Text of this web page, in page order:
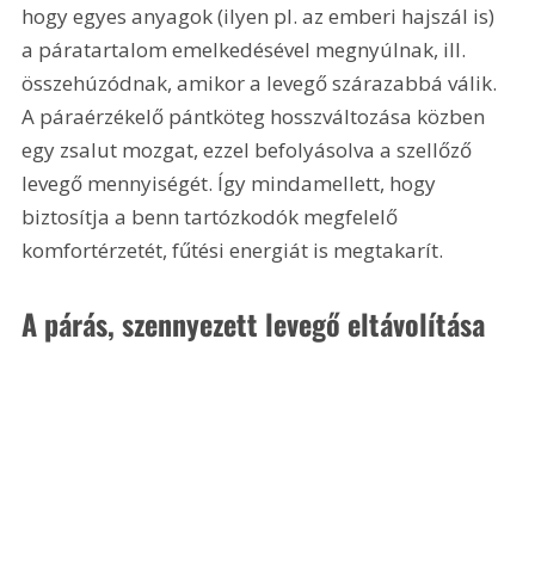
hogy egyes anyagok (ilyen pl. az emberi hajszál is)
a páratartalom emelkedésével megnyúlnak, ill.
összehúzódnak, amikor a levegő szárazabbá válik.
A páraérzékelő pántköteg hosszváltozása közben
egy zsalut mozgat, ezzel befolyásolva a szellőző
levegő mennyiségét. Így mindamellett, hogy
biztosítja a benn tartózkodók megfelelő
komfortérzetét, fűtési energiát is megtakarít.
A párás, szennyezett levegő eltávolítása